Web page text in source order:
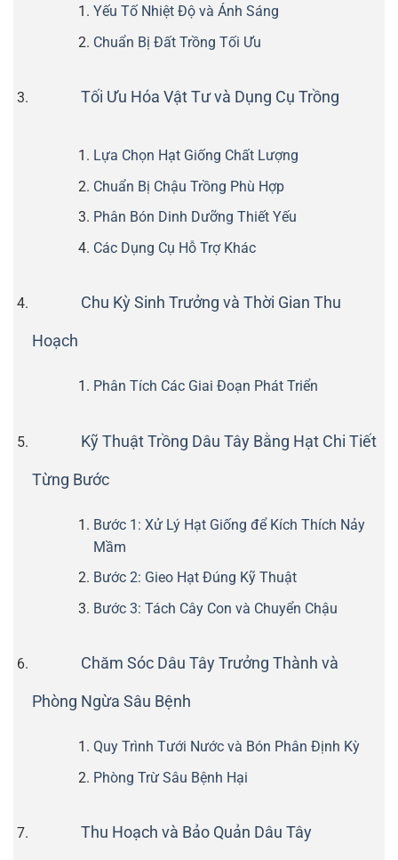
Yếu Tố Nhiệt Độ và Ánh Sáng
Chuẩn Bị Đất Trồng Tối Ưu
Tối Ưu Hóa Vật Tư và Dụng Cụ Trồng
Lựa Chọn Hạt Giống Chất Lượng
Chuẩn Bị Chậu Trồng Phù Hợp
Phân Bón Dinh Dưỡng Thiết Yếu
Các Dụng Cụ Hỗ Trợ Khác
Chu Kỳ Sinh Trưởng và Thời Gian Thu
Hoạch
Phân Tích Các Giai Đoạn Phát Triển
Kỹ Thuật Trồng Dâu Tây Bằng Hạt Chi Tiết
Từng Bước
Bước 1: Xử Lý Hạt Giống để Kích Thích Nảy
Mầm
Bước 2: Gieo Hạt Đúng Kỹ Thuật
Bước 3: Tách Cây Con và Chuyển Chậu
Chăm Sóc Dâu Tây Trưởng Thành và
Phòng Ngừa Sâu Bệnh
Quy Trình Tưới Nước và Bón Phân Định Kỳ
Phòng Trừ Sâu Bệnh Hại
Thu Hoạch và Bảo Quản Dâu Tây